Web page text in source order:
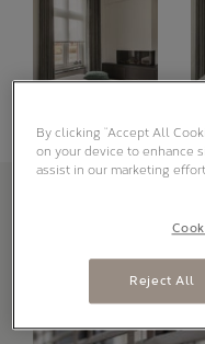
By clicking “Accept All
on your device to enhance
assist in our marketing
Reject All